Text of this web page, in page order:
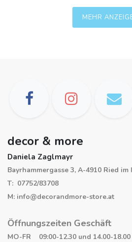
MEHR
decor & more
Daniela Zaglmayr
Bayrhammergasse 3, A-4910 Ried
T: 07752/83708
M: info@decorandmore-store.at
Öffnungszeiten Geschäft
MO-FR 09:00-12.30 und 14.00-